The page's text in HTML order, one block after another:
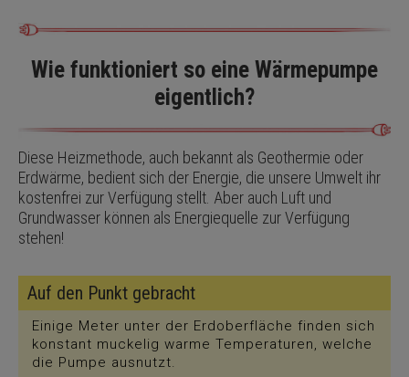
Wie funktioniert so eine Wärmepumpe
eigentlich?
Diese Heizmethode, auch bekannt als Geothermie oder
Erdwärme, bedient sich der Energie, die unsere Umwelt ihr
kostenfrei zur Verfügung stellt. Aber auch Luft und
Grundwasser können als Energiequelle zur Verfügung
stehen!
Auf den Punkt gebracht
Einige Meter unter der Erdoberfläche finden sich
konstant muckelig warme Temperaturen, welche
die Pumpe ausnutzt.